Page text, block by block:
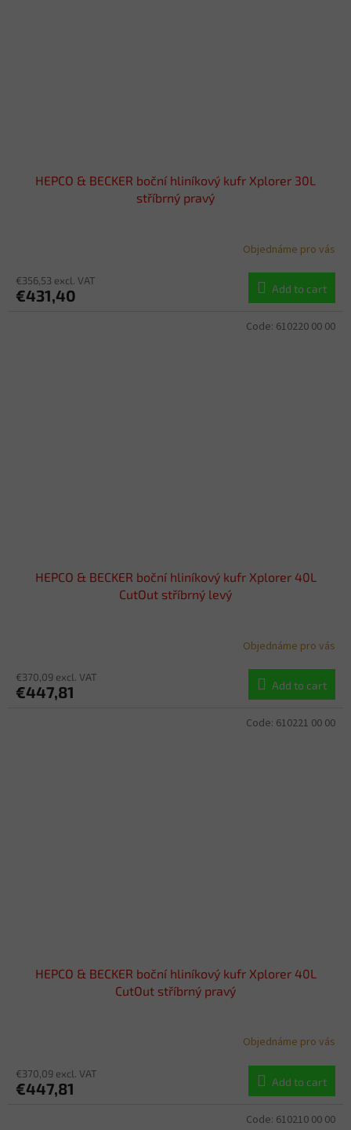
HEPCO & BECKER boční hliníkový kufr Xplorer 30L
stříbrný pravý
Objednáme pro vás
€356,53 excl. VAT
€431,40 Add to cart
HEPCO & BECKER boční hliníkový kufr Xplorer 40L
CutOut stříbrný levý
Objednáme pro vás
€370,09 excl. VAT
€447,81 Add to cart
Code: 610220 00 00
HEPCO & BECKER boční hliníkový kufr Xplorer 40L
CutOut stříbrný pravý
Objednáme pro vás
€370,09 excl. VAT
€447,81 Add to cart
Code: 610221 00 00
Code: 610210 00 00